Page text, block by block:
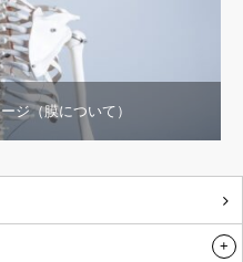
ジ（膜について）